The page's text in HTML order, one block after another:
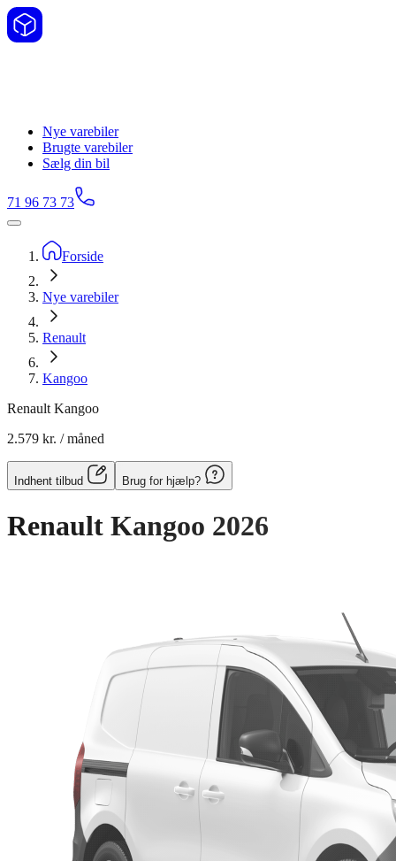
Nye varebiler
Brugte varebiler
Sælg din bil
71 96 73 73
Forside
Nye varebiler
Renault
Kangoo
Renault Kangoo
2.579 kr. / måned
Indhent tilbud Brug for hjælp?
Renault Kangoo 2026